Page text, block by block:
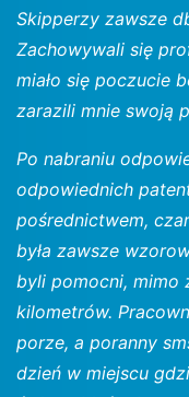
Skipperzy zawsze
Zachowywali się
miało się poczucie
zarazili mnie swoją
Po nabraniu
odpowiednich
pośrednictwem,
była zawsze
byli pomocni, mimo
kilometrów.
porze, a poranny
dzień w miejscu